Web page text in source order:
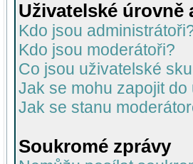
Uživatelské úrovně
Kdo jsou
Kdo jsou moderátoři?
Co jsou uživatelské
Jak se mohu zapojit
Jak se stanu
Soukromé zprávy